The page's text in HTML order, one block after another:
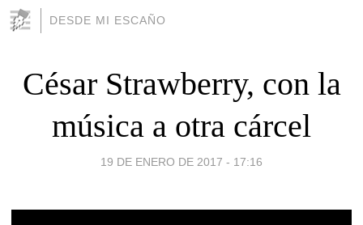
DESDE MI ESCAÑO
César Strawberry, con la
música a otra cárcel
19 DE ENERO DE 2017 - 17:16